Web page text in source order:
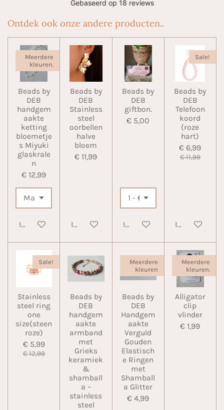
Ontdek ook onze andere producten..
Meerdere
kleuren.
Beads by
DEB
handgem
aakte
ketting
bloemetje
s Miyuki
glaskrale
n
€ 12,99
In winkelwagen
Beads by
DEB
Stainless
steel
oorbellen
halve
bloem
€ 11,99
In winkelwagen
Beads by
DEB
giftbon.
€ 5,00
In winkelwagen
Sale!
Beads by
DEB
Telefoon
koord
(roze
hart)
€ 6,99
€ 11,99
In
Sale!
Stainless
steel ring
one
size(steen
roze)
€ 5,99
€ 12,99
Beads by
DEB
handgem
aakte
armband
met
Grieks
keramiek
&
shamball
a –
stainless
steel
Meerdere
kleuren
Beads by
DEB
Handgem
aakte
Verguld
Gouden
Elastisch
e Ringen
met
Shamball
a Glitter
€ 4,99
Meerdere
kleuren.
Alligator
clip
vlinder
€ 1,99